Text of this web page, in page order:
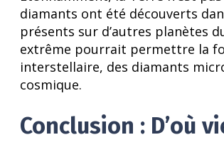
diamants ont été découverts
présents sur d’autres planètes
extrême pourrait permettre la
interstellaire, des diamants
cosmique.
Conclusion : D’où